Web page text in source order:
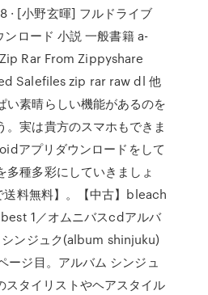
· [小野玄暉] フルドライブ
ロード 小説 一般書籍 a-
Rar From Zippyshare
Salefiles zip rar raw dl 他
い素晴らしい機能があるのを
。実は貴方のスマホもできま
アプリダウンロードをして
多種多彩にしていきましょ
料無料】。【中古】bleach
1／オムニバスcdアルバ
ンジュク(album shinjuku)
ージ目。アルバム シンジュ
タイリストやヘアスタイル